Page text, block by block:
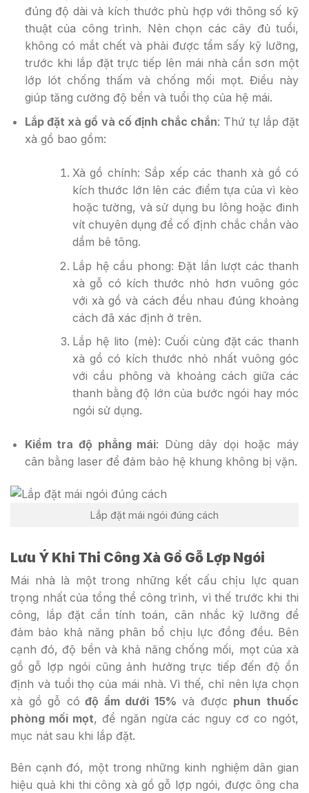
đúng độ dài và kích thước phù hợp với thông số kỹ
thuật của công trình. Nên chọn các cây đủ tuổi,
không có mắt chết và phải được tẩm sấy kỹ lưỡng,
trước khi lắp đặt trực tiếp lên mái nhà cần sơn một
lớp lót chống thấm và chống mối mọt. Điều này
giúp tăng cường độ bền và tuổi thọ của hệ mái.
Lắp đặt xà gồ và cố định chắc chắn: Thứ tự lắp đặt
xà gồ bao gồm:
Xà gồ chính: Sắp xếp các thanh xà gồ có
kích thước lớn lên các điểm tựa của vì kèo
hoặc tường, và sử dụng bu lông hoặc đinh
vít chuyên dụng để cố định chắc chắn vào
dầm bê tông.
Lắp hệ cầu phong: Đặt lần lượt các thanh
xà gỗ có kích thước nhỏ hơn vuông góc
với xà gồ và cách đều nhau đúng khoảng
cách đã xác định ở trên.
Lắp hệ lito (mè): Cuối cùng đặt các thanh
xà gồ có kích thước nhỏ nhất vuông góc
với cầu phông và khoảng cách giữa các
thanh bằng độ lớn của bước ngói hay móc
ngói sử dụng.
Kiểm tra độ phẳng mái: Dùng dây dọi hoặc máy
cân bằng laser để đảm bảo hệ khung không bị vặn.
Lắp đặt mái ngói đúng cách
Lưu Ý Khi Thi Công Xà Gồ Gỗ Lợp Ngói
Mái nhà là một trong những kết cấu chịu lực quan
trọng nhất của tổng thể công trình, vì thế trước khi thi
công, lắp đặt cần tính toán, cân nhắc kỹ lưỡng để
đảm bảo khả năng phân bổ chịu lực đồng đều. Bên
cạnh đó, độ bền và khả năng chống mối, mọt của xà
gồ gỗ lợp ngói cũng ảnh hưởng trực tiếp đến độ ổn
định và tuổi thọ của mái nhà. Vì thế, chỉ nên lựa chọn
xà gồ gỗ có độ ẩm dưới 15% và được phun thuốc
phòng mối mọt, để ngăn ngừa các nguy cơ co ngót,
mục nát sau khi lắp đặt.
Bên cạnh đó, một trong những kinh nghiệm dân gian
hiệu quả khi thi công xà gồ gỗ lợp ngói, được ông cha